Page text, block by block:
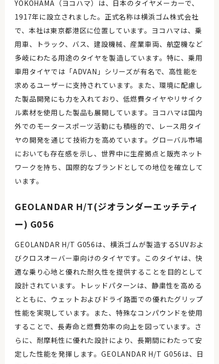
YOKOHAMA（ヨコハマ）は、日本のタイヤメーカーで、
1917年に設立されました。正式名称は横浜ゴム株式会社
で、本社は東京都港区に位置しています。ヨコハマは、乗
用車、トラック、バス、建設機械、産業車両、航空機など
多岐にわたる用途のタイヤを製造しています。特に、乗用
車用タイヤでは「ADVAN」シリーズが有名で、高性能を
求めるユーザーに支持されています。また、環境に配慮し
た製品開発にも力を入れており、低燃費タイヤやリサイク
ル素材を使用した製品も展開しています。ヨコハマは国内
外でのモータースポーツ活動にも積極的で、レース用タイ
ヤの開発を通じて技術力を高めています。グローバル市場
においても存在感を示し、世界中に生産拠点と販売ネット
ワークを持ち、国際的なブランドとしての地位を確立して
います。
GEOLANDAR H/T(ジオランダーエッチティ
ー) G056
GEOLANDAR H/T G056は、横浜ゴムが製造するSUVおよ
びクロスオーバー車向けのタイヤです。このタイヤは、快
適な乗り心地と優れた耐久性を提供することを目的として
設計されています。トレッドパターンは、静粛性を高める
とともに、ウェットおよびドライ路面での優れたグリップ
性能を実現しています。また、特殊なコンパウンドを使用
することで、長寿命と燃費効率の向上を図っています。さ
らに、耐摩耗性に優れた設計により、長期間にわたって安
定した性能を発揮します。GEOLANDAR H/T G056は、日